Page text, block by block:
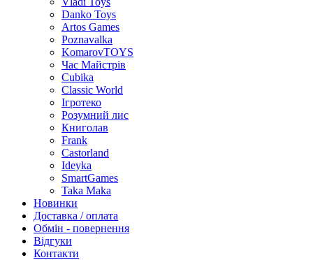
Danko Toys
Artos Games
Poznavalka
KomarovTOYS
Час Майстрів
Cubika
Classic World
Ігротеко
Розумний лис
Книголав
Frank
Castorland
Ideyka
SmartGames
Taka Maka
Новинки
Доставка / оплата
Обмін - повернення
Відгуки
Контакти